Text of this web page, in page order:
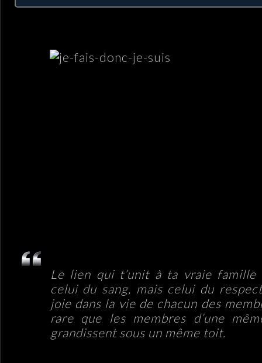
Le lien qui t’unit à ta vraie famille
celui du sang, mais celui du
joie dans la vie de chacun des
rare que les membres d’une
grandissent sous un même toit.